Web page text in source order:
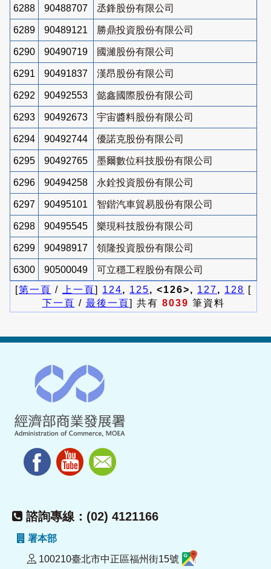
6288 90488707 丞鋒股份有限公司
6289 90489121 勝鼎投資股份有限公司
6290 90490719 國濰股份有限公司
6291 90491837 漢昂股份有限公司
6292 90492553 懿鑫國際股份有限公司
6293 90492673 宇宙醬料股份有限公司
6294 90492744 優諾克股份有限公司
6295 90492765 墨爾數位科技股份有限公司
6296 90494258 永銓投資股份有限公司
6297 90495101 智鍇汽車貿易股份有限公司
6298 90495545 樂現科技股份有限公司
6299 90498917 領隆投資股份有限公司
6300 90500049
可立穩工程股份有限公司
[第一頁 / 上一頁] 124, 125, <126>, 127, 128 [
下一頁 / 最後一頁] 共有 8039 筆資料
諮詢專線：(02) 4121166
署本部
100210臺北市中正區福州街15號